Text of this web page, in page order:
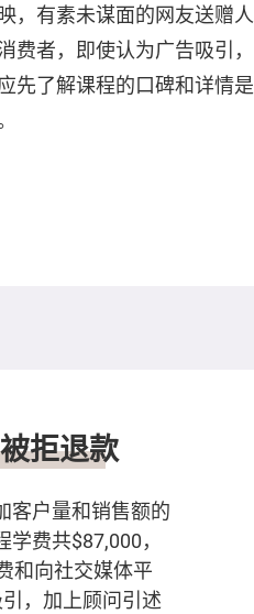
，有素未谋面的网友送赠人
费者，即使认为广告吸引，
先了解课程的口碑和详情是
拒退款
客户量和销售额的
费共$87,000，
和向社交媒体平
，加上顾问引述